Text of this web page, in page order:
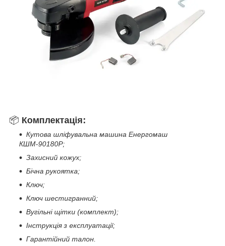
📦 Комплектація:
Кутова шліфувальна машина Енергомаш
КШМ-90180Р;
Захисний кожух;
Бічна рукоятка;
Ключ;
Ключ шестигранний;
Вугільні щітки (комплект);
Інструкція з експлуатації;
Гарантійний талон.